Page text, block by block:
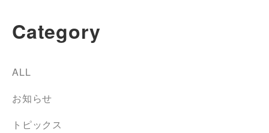
Category
ALL
お知らせ
トピックス